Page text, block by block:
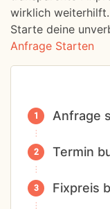
wirklich weiterhilft.
Starte deine
Anfrage Starten
Anfrage
Termin
Fixpreis